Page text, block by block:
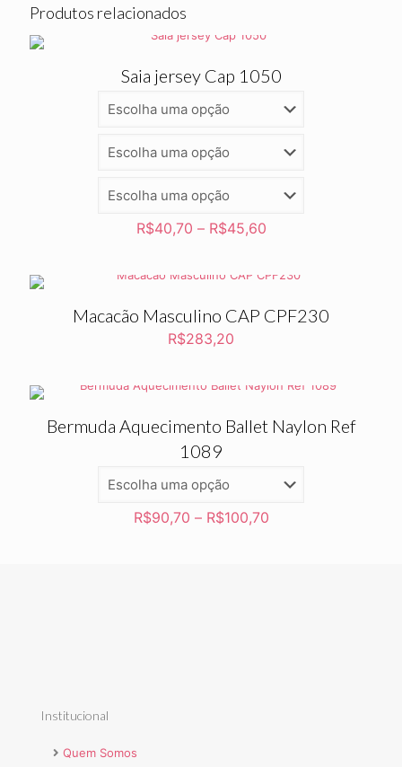
Produtos relacionados
Saia jersey Cap 1050
R$40,70 – R$45,60
Macacão Masculino CAP CPF230
R$283,20
Bermuda Aquecimento Ballet Naylon Ref
1089
R$90,70 – R$100,70
Institucional
Quem Somos